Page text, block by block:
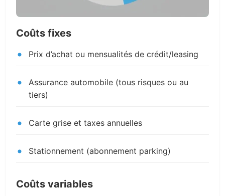
Coûts fixes
Prix d’achat ou mensualités de crédit/leasing
Assurance automobile (tous risques ou au
tiers)
Carte grise et taxes annuelles
Stationnement (abonnement parking)
Coûts variables